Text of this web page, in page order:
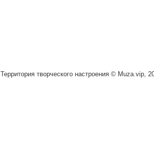
Территория творческого настроения © Muza.vip,